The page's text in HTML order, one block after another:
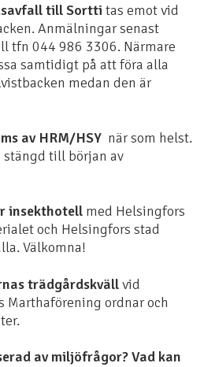
till Sortti tas emot vid
Anmälningar senast
tfn 044 986 3306. Närmare
samtidigt på att föra alla
medan den är
av HRM/HSY när som helst.
stängd till början av
insekthotell med Helsingfors
och Helsingfors stad
Välkomna!
trädgårdskvällvid
Marthaförening ordnar och
av miljöfrågor?Vad kan